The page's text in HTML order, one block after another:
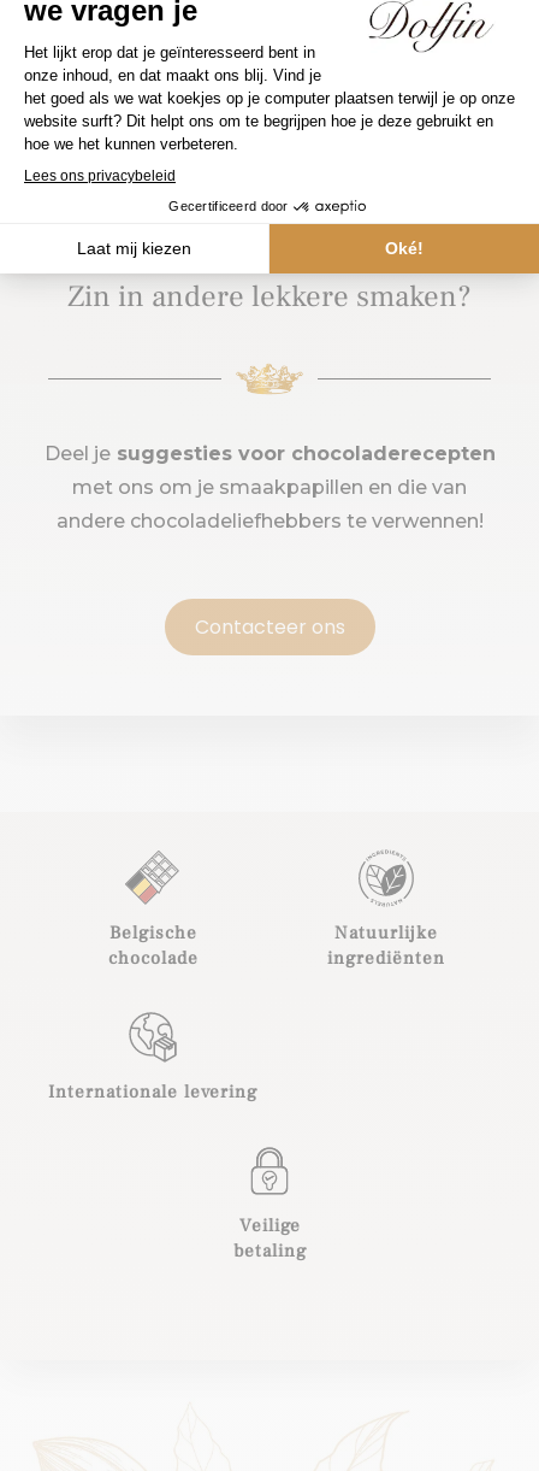
Zin in andere lekkere smaken?
Deel jesuggesties voor chocoladerecepten
met ons om je smaakpapillen en die van
andere chocoladeliefhebbers te verwennen!
Contacteer ons
Belgische
chocolade
Natuurlijke
ingrediënten
Internationale levering
Veilige
betaling